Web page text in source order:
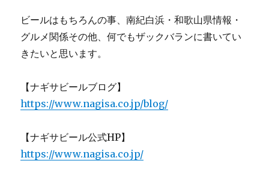
ビールはもちろんの事、南紀白浜・和歌山県情報・
グルメ関係その他、何でもザックバランに書いてい
きたいと思います。
【ナギサビールブログ】
https://www.nagisa.co.jp/blog/
【ナギサビール公式HP】
https://www.nagisa.co.jp/